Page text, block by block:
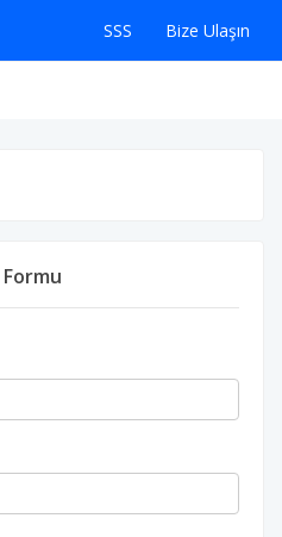
SSS Bize Ulaşın